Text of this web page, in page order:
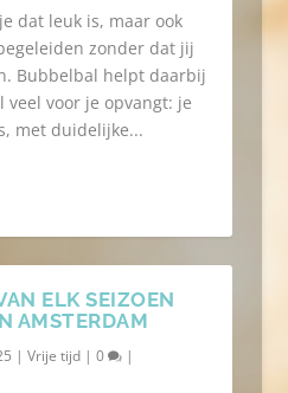
dat leuk is, maar ook
zonder dat jij
Bubbelbal helpt daarbij
veel voor je opvangt: je
met duidelijke...
ELK SEIZOEN
AMSTERDAM
| Vrije tijd| 0 |